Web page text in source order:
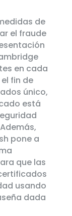
de
el fraude
en cada
fin de
único,
está
pone a
que las
usando
dada